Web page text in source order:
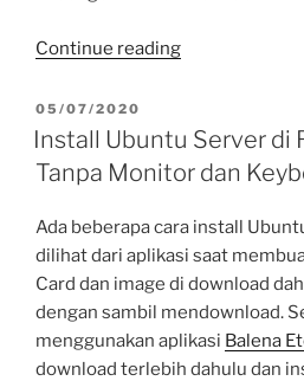
Continue reading“Install
(Hass.io)
Raspberry
Pi
dengan
OS
Ubuntu
Server
18.04.4
POSTED
ON
05/07/2020
Install Ubuntu Server di
Tanpa Monitor dan
Ada beberapa cara install
dilihat dari aplikasi saat
Card dan image di download
dengan sambil mendownload.
menggunakan aplikasi Balena
download terlebih dahulu dan